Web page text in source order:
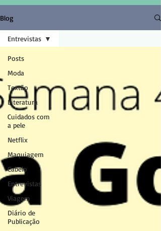
Blog
Posts
Moda
Textão
Literatura
Cuidados com
a pele
Netflix
Maquiagem
Cabelo
Entrevistas
Viagem
Diário de
Publicação
Entrevistas